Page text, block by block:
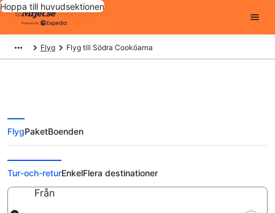
Hoppa till huvudsektionen
Flyg Flyg till Södra Cooköarna
Billiga flygbiljetter till Södra
Cooköarna
FlygPaketBoenden
Tur-och-returEnkelFlera destinationer
Från